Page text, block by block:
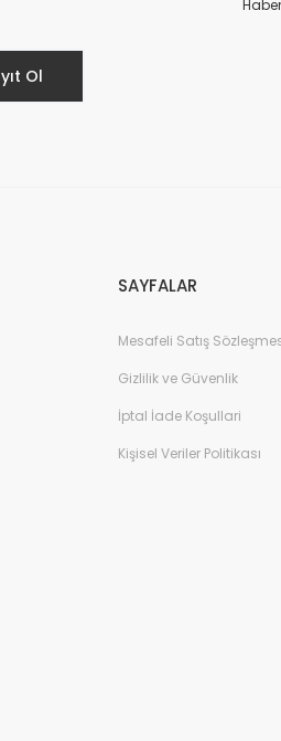
Ol
SAYFALAR
Mesafeli Satış
Gizlilik ve Güvenlik
İptal İade Koşullari
Kişisel Veriler Politikası